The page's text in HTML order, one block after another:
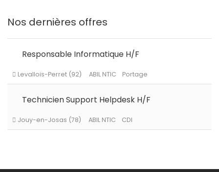
Nos dernières offres
Responsable Informatique H/F
Technicien Support Helpdesk H/F